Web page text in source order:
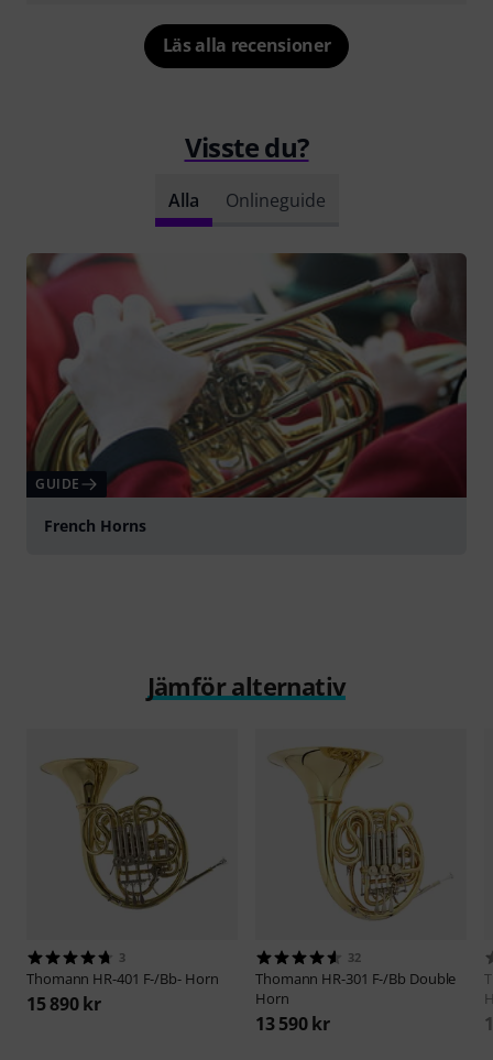
Läs alla recensioner
Visste du?
Alla Onlineguide
GUIDE
French Horns
Jämför alternativ
3
Thomann HR-401 F-/Bb- Horn
15 890 kr
32
Thomann HR-301 F-/Bb Double
Horn
13 590 kr